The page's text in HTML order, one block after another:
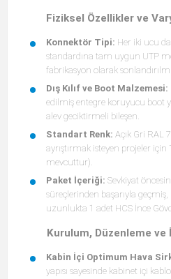
Fiziksel Özellikler ve
Konnektör Tipi: Her iki ucu
standardına tam uygun UTP
fabrikasyon olarak
Dış Kılıf ve Boot Malzemesi:
edilmiş entegre koruyucu boot
alev geciktirmeli bileşen.
Standart Renk: Açık Gri RAL
ayrıştırmak isteyen projeler için
mevcuttur).
Paket İçeriği: Sevkiyat
süreçlerinden başarıyla
uzunlukta 1 adet HCS İnce
Kurulum, Düzenleme
Kabin İçi Optimum Hava
yapısı sayesinde kabinet içi